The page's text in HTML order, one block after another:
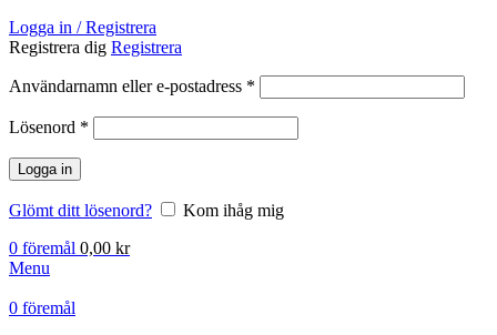
Logga in / Registrera
Registrera dig Registrera
Användarnamn eller e-postadress *
Lösenord *
Logga in
Glömt ditt lösenord?
Kom ihåg mig
0 föremål 0,00 kr
Menu
0 föremål